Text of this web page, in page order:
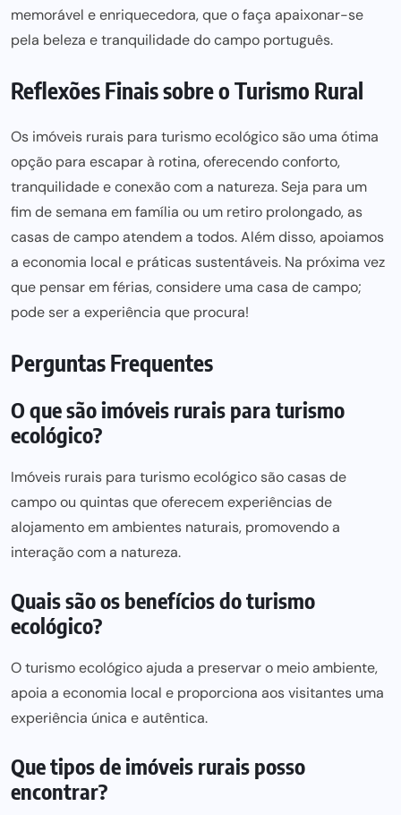
memorável e enriquecedora, que o faça apaixonar-se
pela beleza e tranquilidade do campo português.
Reflexões Finais sobre o Turismo Rural
Os imóveis rurais para turismo ecológico são uma ótima
opção para escapar à rotina, oferecendo conforto,
tranquilidade e conexão com a natureza. Seja para um
fim de semana em família ou um retiro prolongado, as
casas de campo atendem a todos. Além disso, apoiamos
a economia local e práticas sustentáveis. Na próxima vez
que pensar em férias, considere uma casa de campo;
pode ser a experiência que procura!
Perguntas Frequentes
O que são imóveis rurais para turismo
ecológico?
Imóveis rurais para turismo ecológico são casas de
campo ou quintas que oferecem experiências de
alojamento em ambientes naturais, promovendo a
interação com a natureza.
Quais são os benefícios do turismo
ecológico?
O turismo ecológico ajuda a preservar o meio ambiente,
apoia a economia local e proporciona aos visitantes uma
experiência única e autêntica.
Que tipos de imóveis rurais posso
encontrar?